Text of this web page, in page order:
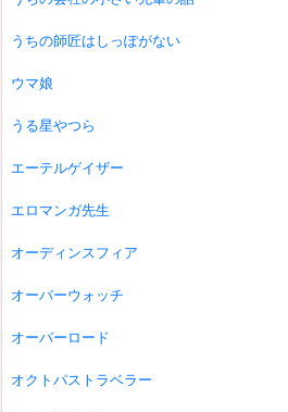
うちの師匠はしっぽがない
ウマ娘
うる星やつら
エーテルゲイザー
エロマンガ先生
オーディンスフィア
オーバーウォッチ
オーバーロード
オクトパストラベラー